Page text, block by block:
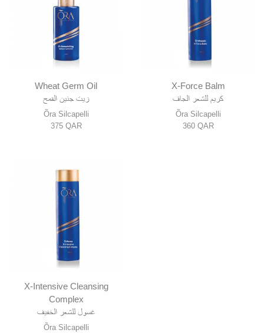
Wheat Germ Oil
زيت جنين القمح
Õra Silcapelli
375 QAR
X-Force Balm
كريم للشعر الجاف
Õra Silcapelli
360 QAR
X-Intensive Cleansing
Complex
غسول للشعر الخفيف
Õra Silcapelli